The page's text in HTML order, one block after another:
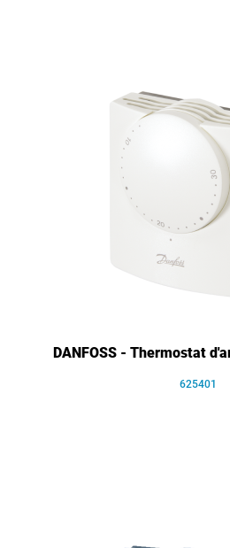
DANFOSS - Thermostat
625401